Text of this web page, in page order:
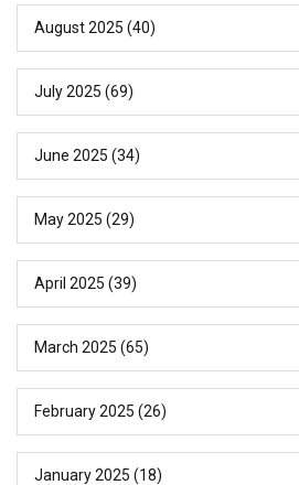
August 2025 (40)
July 2025 (69)
June 2025 (34)
May 2025 (29)
April 2025 (39)
March 2025 (65)
February 2025 (26)
January 2025 (18)